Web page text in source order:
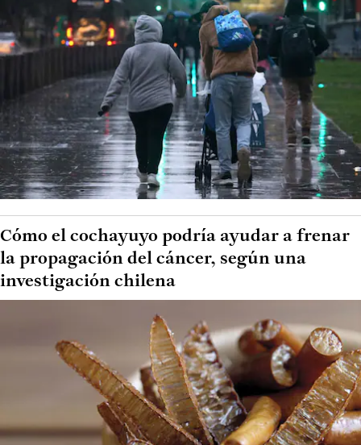
Cómo el cochayuyo podría ayudar a frenar
la propagación del cáncer, según una
investigación chilena